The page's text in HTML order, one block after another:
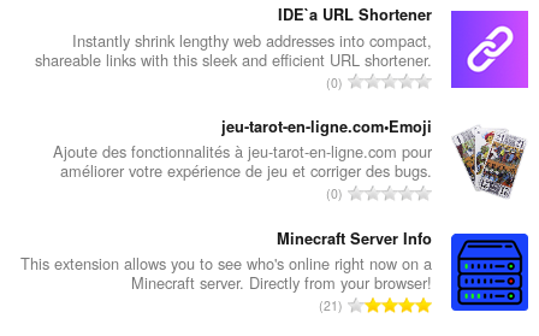
ו
ג
י
ם
:
פ
ר
ד
י
ו
ג
י
ם
:
IDE`a URL Shortener
Instantly shrink lengthy web addresses into compact,
shareable links with this sleek and efficient URL shortener.
מ
פ
ר
ד
י
ו
ג
י
ם
0
jeu-tarot-en-ligne.com•Emoji
Ajoute des fonctionnalités à jeu-tarot-en-ligne.com pour
améliorer votre expérience de jeu et corriger des bugs.
מ
פ
ר
ד
י
0
Minecraft Server Info
This extension allows you to see who's online right now on a
Minecraft server. Directly from your browser!
מ21